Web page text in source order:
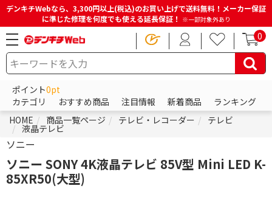
デンキチWebなら、3,300円以上(税込)のお買い上げで送料無料！メーカー保証
に準じた修理を何度でも使える延長保証！ ※一部対象外あり
0
ポイント0pt
カテゴリ
おすすめ商品 注目情報 新着商品
ランキング
HOME
商品一覧ページ テレビ・レコーダー テレビ
液晶テレビ
ソニー
ソニー SONY 4K液晶テレビ 85V型 Mini LED K-
85XR50(大型)